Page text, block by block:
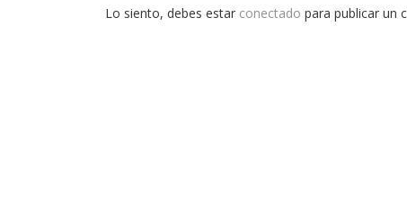
Lo siento, debes estar conectado para publicar un